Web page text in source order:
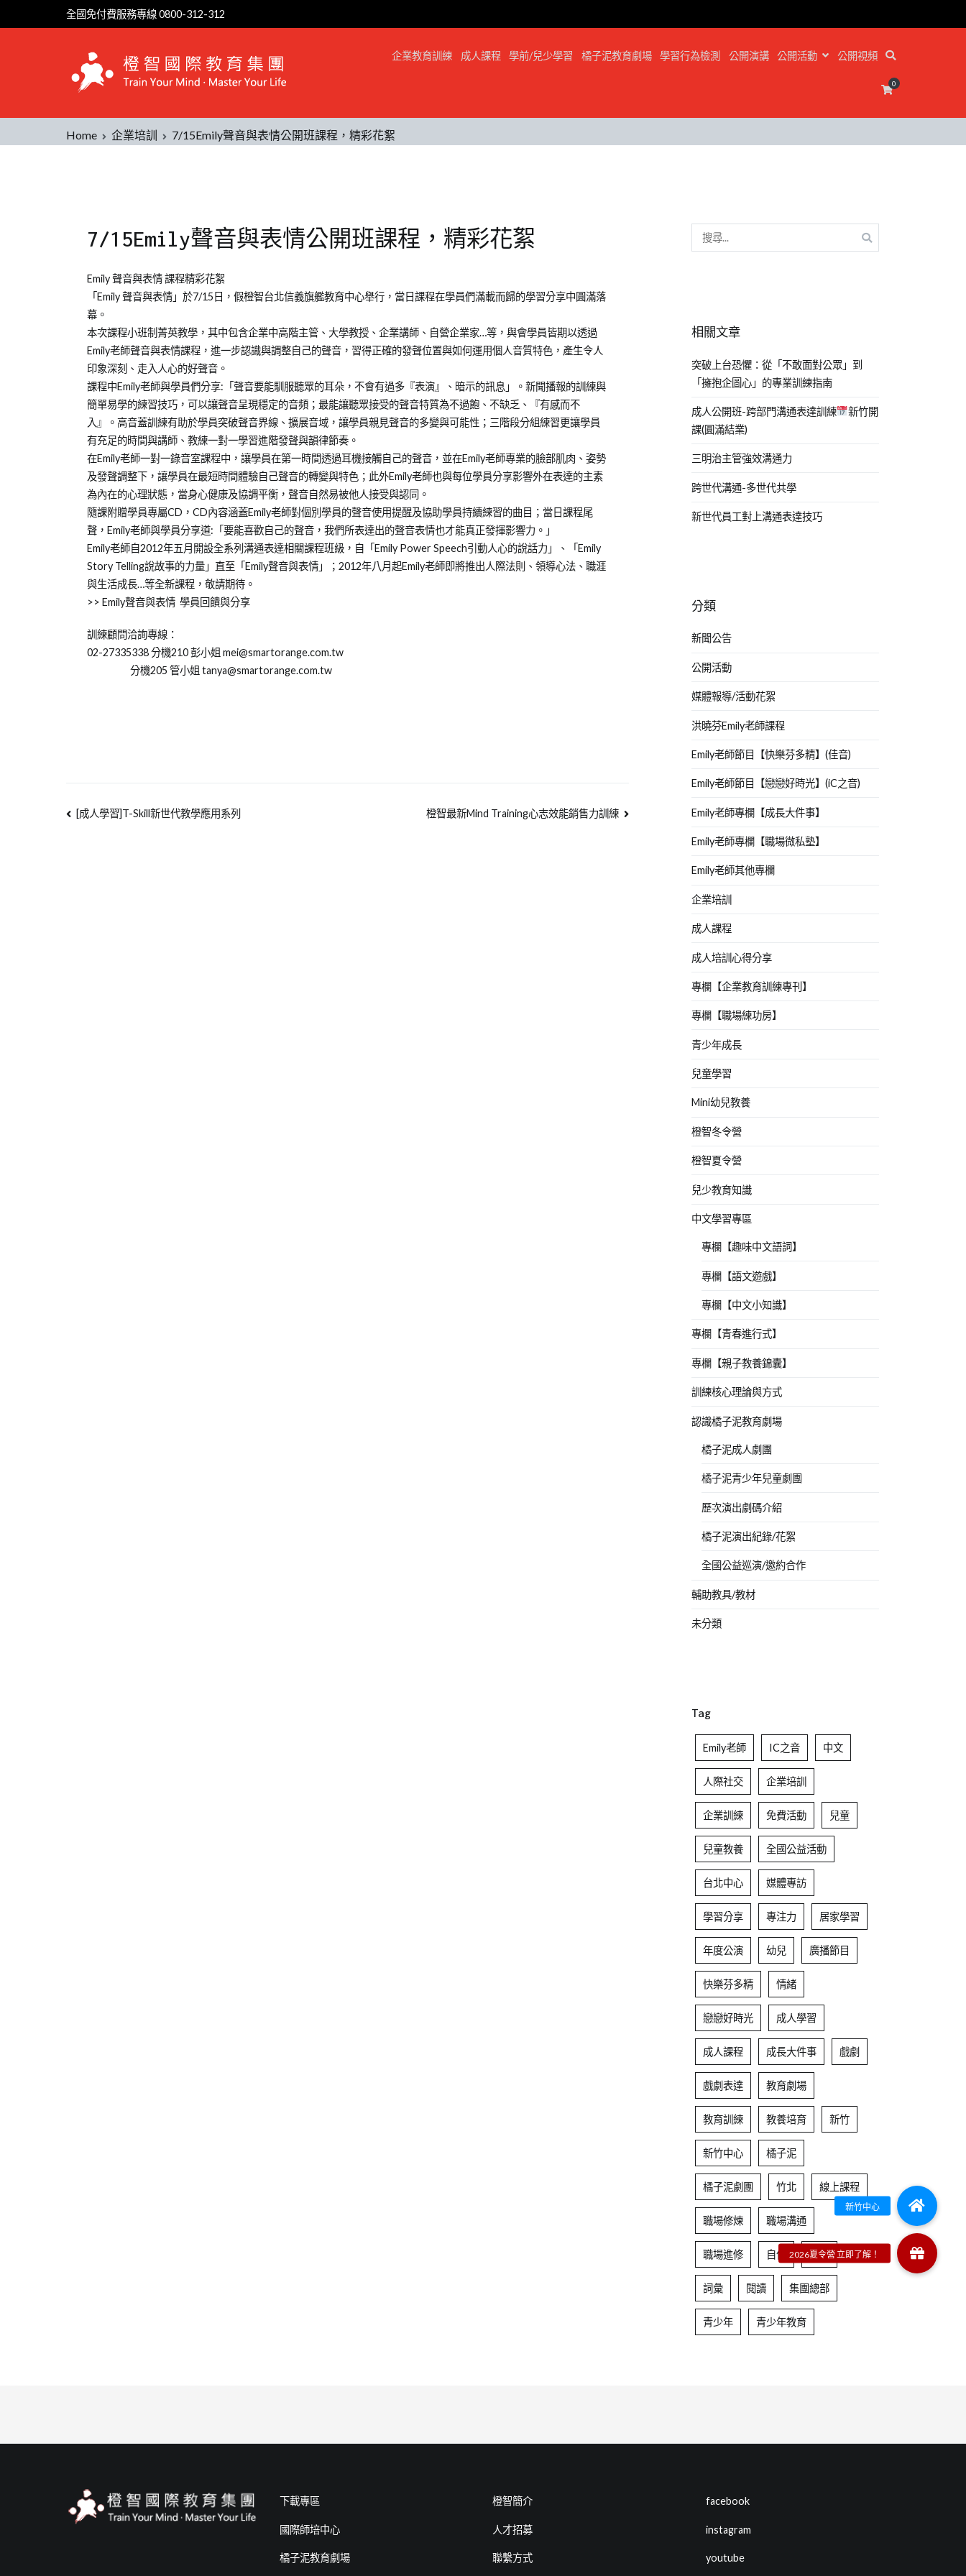
全國免付費服務專線 0800-312-312
企業教育訓練 成人課程 學前/兒少學習 橘子泥教育劇場 學習行為檢測 公開演講 公開活動 公開視頻
0
Home 企業培訓 7/15Emily聲音與表情公開班課程，精彩花絮
7/15Emily聲音與表情公開班課程，精彩花絮
Posted
on
2012-
07-
17
Posted
in
企
業
培
訓
Tagged
台
北
中
心
Emily 聲音與表情 課程精彩花絮
「Emily 聲音與表情」於7/15日，假橙智台北信義旗艦教育中心舉行，當日課程在學員們滿載而歸的學習分享中圓滿落
幕。
本次課程小班制菁英教學，其中包含企業中高階主管、大學教授、企業講師、自營企業家…等，與會學員皆期以透過
Emily老師聲音與表情課程，進一步認識與調整自己的聲音，習得正確的發聲位置與如何運用個人音質特色，產生令人
印象深刻、走入人心的好聲音。
課程中Emily老師與學員們分享:「聲音要能馴服聽眾的耳朵，不會有過多『表演』、暗示的訊息」。新聞播報的訓練與
簡單易學的練習技巧，可以讓聲音呈現穩定的音頻；最能讓聽眾接受的聲音特質為不過飽、不缺乏、『有感而不
入』。高音蓋訓練有助於學員突破聲音界線、擴展音域，讓學員親見聲音的多變與可能性；三階段分組練習更讓學員
有充足的時間與講師、教練一對一學習進階發聲與韻律節奏。
在Emily老師一對一錄音室課程中，讓學員在第一時間透過耳機接觸自己的聲音，並在Emily老師專業的臉部肌肉、姿勢
及發聲調整下，讓學員在最短時間體驗自己聲音的轉變與特色；此外Emily老師也與每位學員分享影響外在表達的主素
為內在的心理狀態，當身心健康及協調平衡，聲音自然易被他人接受與認同。
隨課附贈學員專屬CD，CD內容涵蓋Emily老師對個別學員的聲音使用提醒及協助學員持續練習的曲目；當日課程尾
聲，Emily老師與學員分享道:「要能喜歡自己的聲音，我們所表達出的聲音表情也才能真正發揮影響力。」
Emily老師自2012年五月開設全系列溝通表達相關課程班級，自「Emily Power Speech引動人心的說話力」、「Emily
Story Telling說故事的力量」直至「Emily聲音與表情」；2012年八月起Emily老師即將推出人際法則、領導心法、職涯
與生活成長…等全新課程，敬請期待。
>> Emily聲音與表情 學員回饋與分享
訓練顧問洽詢專線：
02-27335338 分機210 彭小姐 mei@smartorange.com.tw
分機205 管小姐 tanya@smartorange.com.tw
[成人學習]T-Skill新世代教學應用系列 橙智最新Mind Training心志效能銷售力訓練
相關文章
突破上台恐懼：從「不敢面對公眾」到
「擁抱企圖心」的專業訓練指南
成人公開班-跨部門溝通表達訓練
新竹開
課(圓滿結業)
三明治主管強效溝通力
跨世代溝通-多世代共學
新世代員工對上溝通表達技巧
分類
新聞公告
公開活動
媒體報導/活動花絮
洪曉芬Emily老師課程
Emily老師節目【快樂芬多精】(佳音)
Emily老師節目【戀戀好時光】(iC之音)
Emily老師專欄【成長大件事】
Emily老師專欄【職場微私塾】
Emily老師其他專欄
企業培訓
成人課程
成人培訓心得分享
專欄【企業教育訓練專刊】
專欄【職場練功房】
青少年成長
兒童學習
Mini幼兒教養
橙智冬令營
橙智夏令營
兒少教育知識
中文學習專區
專欄【趣味中文語詞】
專欄【語文遊戲】
專欄【中文小知識】
專欄【青春進行式】
專欄【親子教養錦囊】
訓練核心理論與方式
認識橘子泥教育劇場
橘子泥成人劇團
橘子泥青少年兒童劇團
歷次演出劇碼介紹
橘子泥演出紀錄/花絮
全國公益巡演/邀約合作
輔助教具/教材
未分類
Tag
Emily老師 IC之音 中文
人際社交 企業培訓
企業訓練 免費活動 兒童
兒童教養 全國公益活動
台北中心 媒體專訪
學習分享 專注力 居家學習
年度公演 幼兒 廣播節目
快樂芬多精 情緒
戀戀好時光 成人學習
成人課程 成長大件事 戲劇
戲劇表達 教育劇場
教育訓練 教養培育 新竹
新竹中心 橘子泥
橘子泥劇團 竹北 線上課程
職場修煉 職場溝通
職場進修 自信 表達
詞彙 閱讀 集團總部
青少年 青少年教育
下載專區
國際師培中心
橘子泥教育劇場
橙智簡介
人才招募
聯繫方式
facebook
instagram
youtube